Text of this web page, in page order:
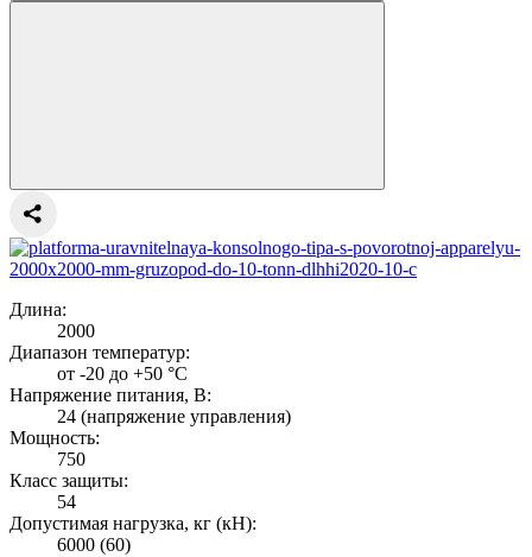
Длина:
2000
Диапазон температур:
от -20 до +50 °С
Напряжение питания, В:
24 (напряжение управления)
Мощность:
750
Класс защиты:
54
Допустимая нагрузка, кг (кН):
6000 (60)